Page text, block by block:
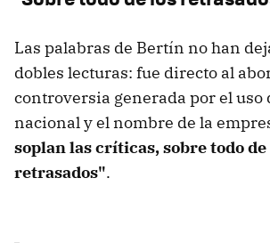
Las palabras de Bertín no han
dobles lecturas: fue directo al
controversia generada por el uso
nacional y el nombre de la
soplan las críticas, sobre todo de
retrasados".